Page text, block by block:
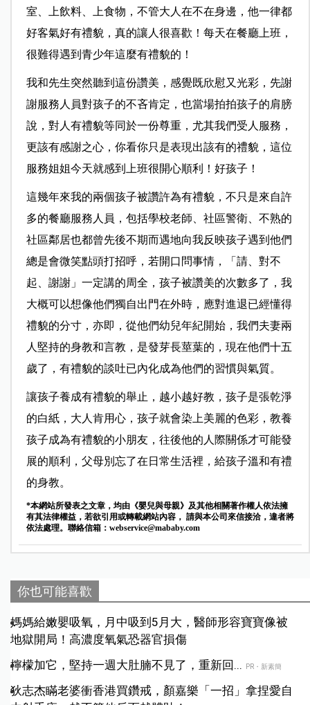
室、上飲料、上食物，不管大人在不在身邊，他一律都
好客氣好有禮貌，真的讓人很喜歡！每天在餐廳上班，
很難得遇到青少年這麼有禮貌的！
我和先生突然聽到這份讚美，感覺既欣慰又光彩，先謝
謝服務人員對孩子的不吝肯定，也當場拍拍孩子的肩膀
說，對人有禮貌等同於一份尊重，尤其我們受人服務，
更該有感謝之心，你看你只是表現出該有的禮貌，這位
服務姐姐今天就感到上班很開心順利！好孩子！
這幾年來我的兩個孩子被讚許為有禮貌，不只是來自許
多的餐廳服務人員，包括學校老師、社區警衛、不熟的
社區鄰居也都曾先後不期而遇地向我反映孩子遇到他們
總是會微笑點頭打招呼，若開口問事情，「請、對不
起、謝謝」一定講的周全，孩子被讚美的次數多了，我
大概可以想像他們獨自出門在外時，應對進退已經懂得
禮貌的分寸，亦即，從他們幼兒年紀開始，我們夫妻兩
人堅持的身教和言教，是發芽長莖葉的，現在他們十五
歲了，有禮貌的談吐已內化成為他們的習慣與氣質。
讓孩子養成有禮貌的舉止，越小越好教，孩子是張乾淨
的白紙，大人肯用心，孩子就會染上美麗的色彩，教養
孩子成為有禮貌的小朋友，往後他的人際關係才可能發
展的順利，父母別忘了在日常生活裡，給孩子溫和有禮
的身教。
*本網站所發表之文章，均由《嬰兒與母親》及其他相關著作權人依法擁
有其法律權益，若欲引用或轉載網站內容， 請與本公司來信接洽，違者將
依法處理。聯絡信箱： webservice@mababy.com
你也可能喜歡
媽媽給嫩嬰吸氧，月中吸到5月大，醫師形容寶寶像被
地獄開局！高濃度氧氣恐器官損傷
檸檬加它，堅持一週大肚腩不見了，重新回...
PR・新素簡
狄志杰瞞老婆衝香港買鑽戒，顏嘉樂「一招」拿捏愛自